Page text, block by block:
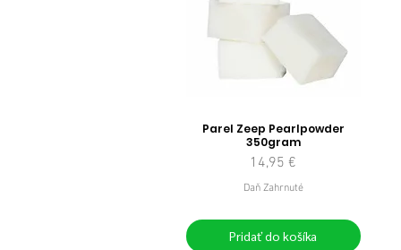
Parel Zeep Pearlpowder
350gram
Cena
14,95 €
Daň Zahrnuté
Pridať do košíka